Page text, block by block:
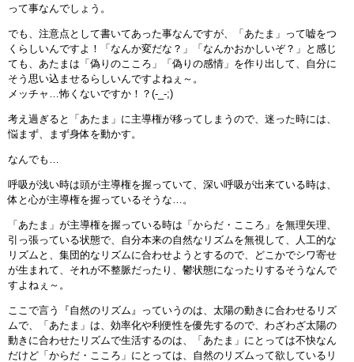
って事なんでしょう。
でも、注意点として書いてあった事なんですが、「あたま」って嘘をつ
くらしいんですよ！「なんか変だな？」「なんかおかしいぞ？」と感じ
ても、あたまは「偽りのこころ」「偽りの感情」を作り出して、自分に
そう思い込ませるらしいんですよねぇ～。
メッチャ…怖くないですか！？(-_-;)
考え過ぎると「あたま」に主導権が移ってしまうので、迷った時には、
悩まず、まず身体を動かす。
なんでも…
呼吸が浅い時は頭が主導権を握っていて、深い呼吸が出来ている時は、
体と心が主導権を握っているそうな…。
「あたま」が主導権を握っている時は「からだ・こころ」を無理矢理、
引っ張っている状態で、自分本来の自然なリズムを無視して、人工的な
リズムと、集団的なリズムに合わせようとするので、どこかでシワ寄せ
が生まれて、それが不整脈だったり、鬱状態になったりするそうなんで
すよねぇ～。
ここで言う『自然のリズム』っていうのは、太陽の動きに合わせるリズ
ムで、「あたま」は、効率化や利便性を優先するので、わざわざ太陽の
動きに合わせたリズムで生活するのは、「あたま」にとっては不快なん
だけど「からだ・こころ」にとっては、自然のリズムって欲しているリ